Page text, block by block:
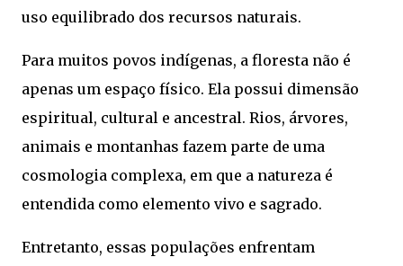
uso equilibrado dos recursos naturais.
Para muitos povos indígenas, a floresta não é
apenas um espaço físico. Ela possui dimensão
espiritual, cultural e ancestral. Rios, árvores,
animais e montanhas fazem parte de uma
cosmologia complexa, em que a natureza é
entendida como elemento vivo e sagrado.
Entretanto, essas populações enfrentam